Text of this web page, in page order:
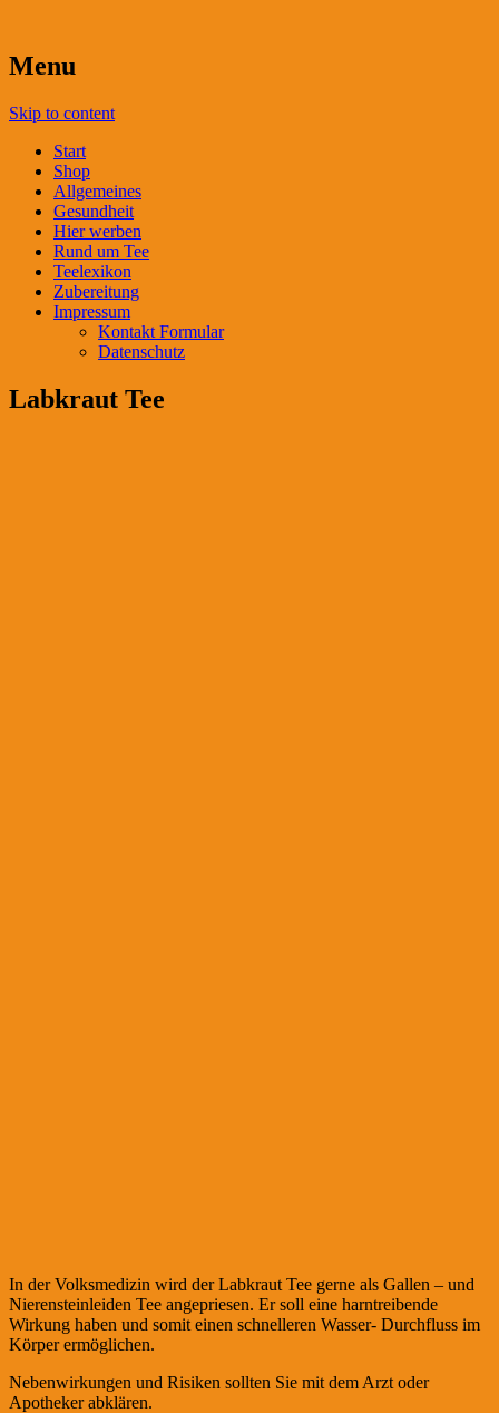
Menu
Skip to content
Start
Shop
Allgemeines
Gesundheit
Hier werben
Rund um Tee
Teelexikon
Zubereitung
Impressum
Kontakt Formular
Datenschutz
Labkraut Tee
In der Volksmedizin wird der Labkraut Tee gerne als Gallen – und
Nierensteinleiden Tee angepriesen. Er soll eine harntreibende
Wirkung haben und somit einen schnelleren Wasser- Durchfluss im
Körper ermöglichen.
Nebenwirkungen und Risiken sollten Sie mit dem Arzt oder
Apotheker abklären.